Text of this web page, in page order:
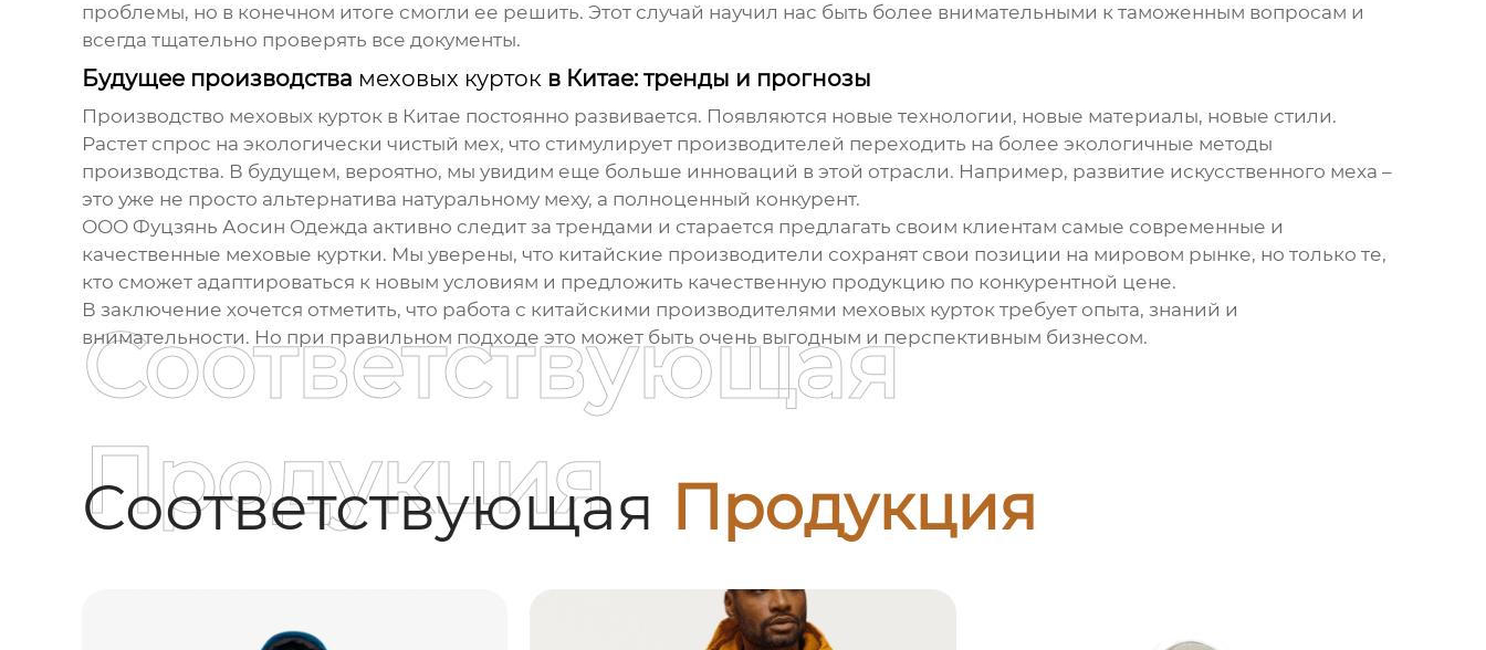
проблемы, но в конечном итоге смогли ее решить. Этот случай научил нас быть более внимательными к таможенным вопросам и
всегда тщательно проверять все документы.
Будущее производства меховых куртокв Китае: тренды и прогнозы
Производство меховых куртокв Китае постоянно развивается. Появляются новые технологии, новые материалы, новые стили.
Растет спрос на экологически чистый мех, что стимулирует производителей переходить на более экологичные методы
производства. В будущем, вероятно, мы увидим еще больше инноваций в этой отрасли. Например, развитие искусственного меха –
это уже не просто альтернатива натуральному меху, а полноценный конкурент.
ООО Фуцзянь Аосин Одежда активно следит за трендами и старается предлагать своим клиентам самые современные и
качественные меховые куртки. Мы уверены, что китайские производители сохранят свои позиции на мировом рынке, но только те,
кто сможет адаптироваться к новым условиям и предложить качественную продукцию по конкурентной цене.
В заключение хочется отметить, что работа с китайскими производителями меховых куртоктребует опыта, знаний и
внимательности. Но при правильном подходе это может быть очень выгодным и перспективным бизнесом.
Соответствующая Продукция
Соответствующая
Продукция